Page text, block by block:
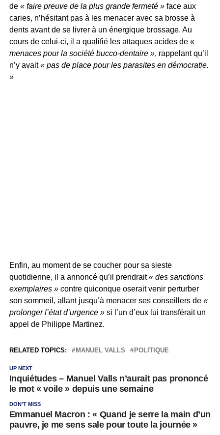
de « faire preuve de la plus grande fermeté »face aux
caries, n’hésitant pas à les menacer avec sa brosse à
dents avant de se livrer à un énergique brossage. Au
cours de celui-ci, il a qualifié les attaques acides de «
menaces pour la société bucco-dentaire », rappelant qu’il
n’y avait« pas de place pour les parasites en démocratie.
»
Enfin, au moment de se coucher pour sa sieste
quotidienne, il a annoncé qu’il prendrait« des sanctions
exemplaires » contre quiconque oserait venir perturber
son sommeil, allant jusqu’à menacer ses conseillers de «
prolonger l’état d’urgence »si l’un d’eux lui transférait un
appel de Philippe Martinez.
RELATED TOPICS: MANUEL VALLS POLITIQUE
UP NEXT
Inquiétudes – Manuel Valls n’aurait pas prononcé
le mot « voile » depuis une semaine
DON'T MISS
Emmanuel Macron : « Quand je serre la main d’un
pauvre, je me sens sale pour toute la journée »